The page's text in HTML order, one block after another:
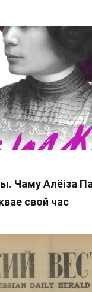
Чаму Алёіза
свой час